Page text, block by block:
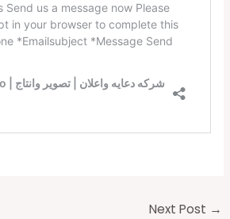
Next Post →